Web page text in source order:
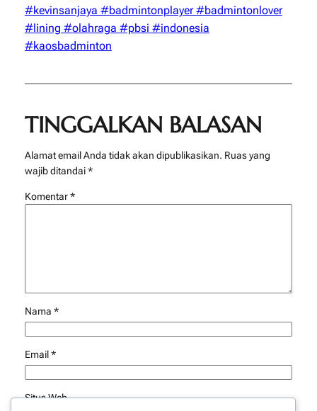
#kevinsanjaya #badmintonplayer #badmintonlover
#lining #olahraga #pbsi #indonesia
#kaosbadminton
TINGGALKAN BALASAN
Alamat email Anda tidak akan dipublikasikan. Ruas yang
wajib ditandai*
Komentar*
Nama *
Email*
Situs Web